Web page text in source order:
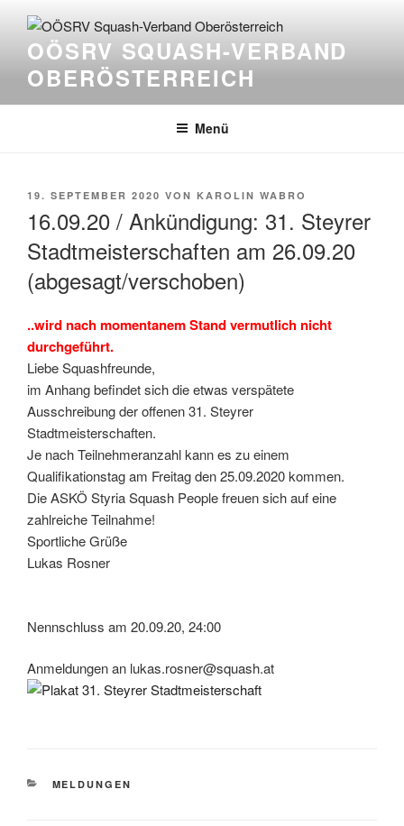
Inhalt
springenOÖSRV SQUASH-VERBAND
OBERÖSTERREICH
Menü
VERÖFFENTLICHT
19. SEPTEMBER 2020 VON KAROLIN WABRO
16.09.20 / Ankündigung: 31. Steyrer
Stadtmeisterschaften am 26.09.20
(abgesagt/verschoben)
..wird nach momentanem Stand vermutlich nicht
durchgeführt.
Liebe Squashfreunde,
im Anhang befindet sich die etwas verspätete
Ausschreibung der offenen 31. Steyrer
Stadtmeisterschaften.
Je nach Teilnehmeranzahl kann es zu einem
Qualifikationstag am Freitag den 25.09.2020 kommen.
Die ASKÖ Styria Squash People freuen sich auf eine
zahlreiche Teilnahme!
Sportliche Grüße
Lukas Rosner
Nennschluss am 20.09.20, 24:00
Anmeldungen an lukas.rosner@squash.at
KATEGORIEN
MELDUNGEN